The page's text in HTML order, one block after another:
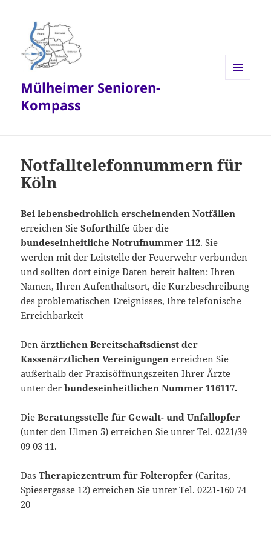
Mülheimer Senioren-
Kompass
Notfalltelefonnummern für
Köln
Bei lebensbedrohlich erscheinenden Notfällen
erreichen SieSoforthilfe über die
bundeseinheitliche Notrufnummer 112. Sie
werden mit der Leitstelle der Feuerwehr verbunden
und sollten dort einige Daten bereit halten: Ihren
Namen, Ihren Aufenthaltsort, die Kurzbeschreibung
des problematischen Ereignisses, Ihre telefonische
Erreichbarkeit
Denärztlichen Bereitschaftsdienst der
Kassenärztlichen Vereinigungen erreichen Sie
außerhalb der Praxisöffnungszeiten Ihrer Ärzte
unter derbundeseinheitlichen Nummer 116117.
DieBeratungsstelle für Gewalt- und Unfallopfer
(unter den Ulmen 5) erreichen Sie unter Tel. 0221/39
09 03 11.
DasTherapiezentrum für Folteropfer (Caritas,
Spiesergasse 12) erreichen Sie unter Tel. 0221-160 74
20